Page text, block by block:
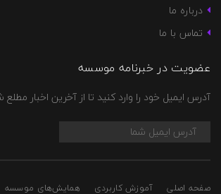
درباره ما
تماس با ما
عضویت در خبرنامه موسسه
آدرس ایمیل خود را وارد کنید تا از آخرین اخبار
صفحه اصلی آموزش کاربردی همایش‌های موسسه